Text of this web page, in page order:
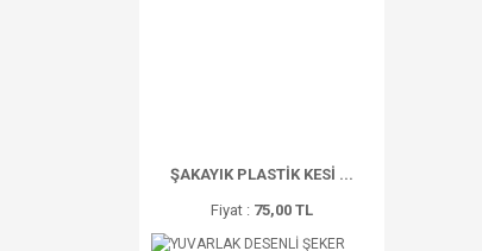
ŞAKAYIK PLASTİK KESİ ...
Fiyat : 75,00 TL